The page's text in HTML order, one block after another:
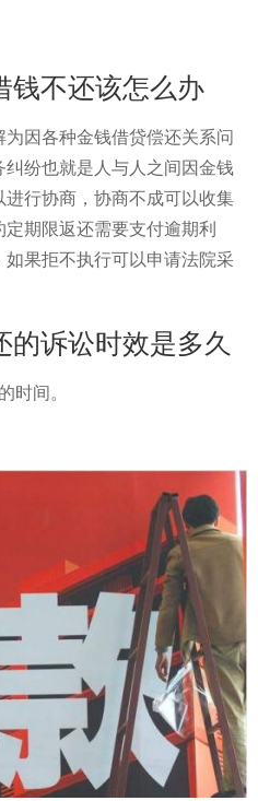
不还该怎么办
因各种金钱借贷偿还关系问
纷也就是人与人之间因金钱
行协商，协商不成可以收集
期限返还需要支付逾期利
果拒不执行可以申请法院采
诉讼时效是多久
间。